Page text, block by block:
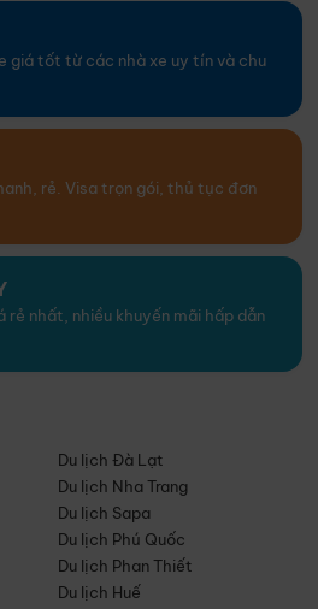
giá tốt từ các nhà xe uy tín và chu
rẻ. Visa trọn gói, thủ tục đơn
rẻ nhất, nhiều khuyến mãi hấp dẫn
Du lịch Đà Lạt
Du lịch Nha Trang
Du lịch Sapa
Du lịch Phú Quốc
Du lịch Phan Thiết
Du lịch Huế